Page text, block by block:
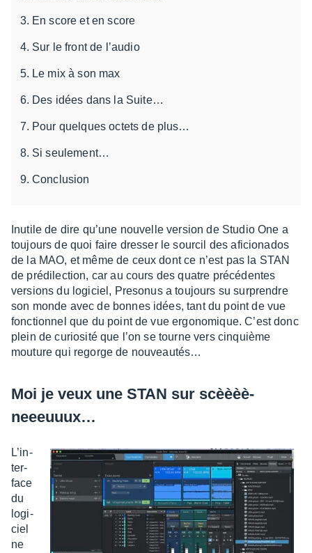
En score et en score
Sur le front de l’audio
Le mix à son max
Des idées dans la Suite…
Pour quelques octets de plus…
Si seulement…
Conclusion
Inutile de dire qu’une nouvelle version de Studio One a
toujours de quoi faire dres­ser le sour­cil des aficio­na­dos
de la MAO, et même de ceux dont ce n’est pas la STAN
de prédi­lec­tion, car au cours des quatre précé­dentes
versions du logi­ciel, Preso­nus a toujours su surprendre
son monde avec de bonnes idées, tant du point de vue
fonc­tion­nel que du point de vue ergo­no­mique. C’est donc
plein de curio­sité que l’on se tourne vers cinquième
mouture qui regorge de nouveau­tés…
Moi je veux une STAN sur scèèèè­
neeeuuux…
L’in­
ter­
face
du
logi­
ciel
ne